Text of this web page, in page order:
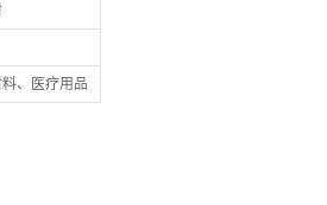
、医疗用品